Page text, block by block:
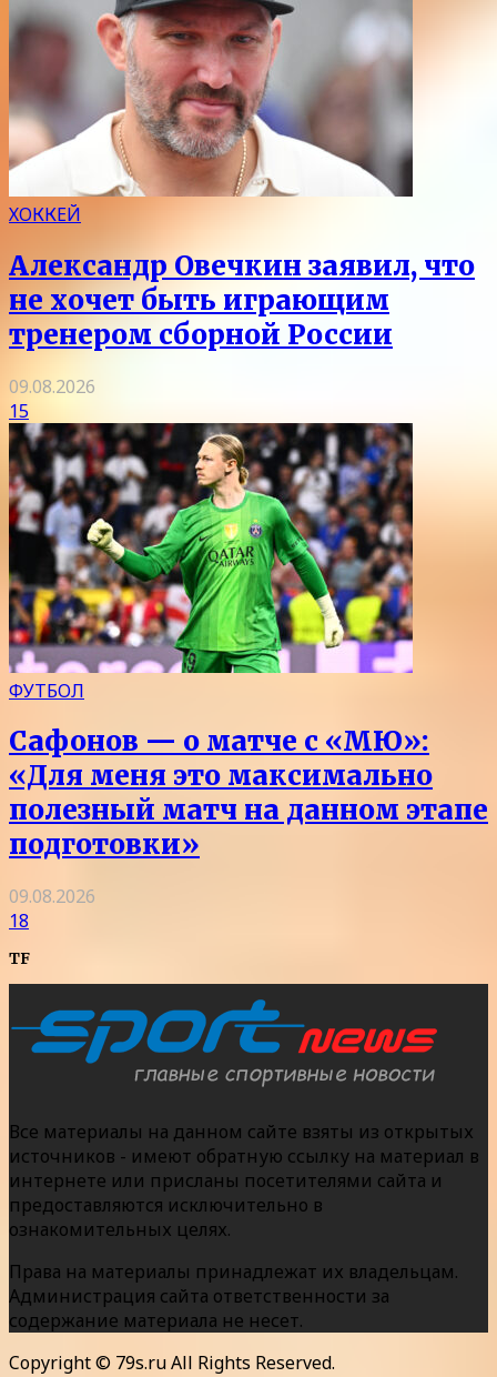
ХОККЕЙ
Александр Овечкин заявил, что
не хочет быть играющим
тренером сборной России
09.08.2026
15
ФУТБОЛ
Сафонов — о матче с «МЮ»:
«Для меня это максимально
полезный матч на данном этапе
подготовки»
09.08.2026
18
TF
Все материалы на данном сайте взяты из открытых
источников - имеют обратную ссылку на материал в
интернете или присланы посетителями сайта и
предоставляются исключительно в
ознакомительных целях.
Права на материалы принадлежат их владельцам.
Администрация сайта ответственности за
содержание материала не несет.
Copyright © 79s.ru All Rights Reserved.